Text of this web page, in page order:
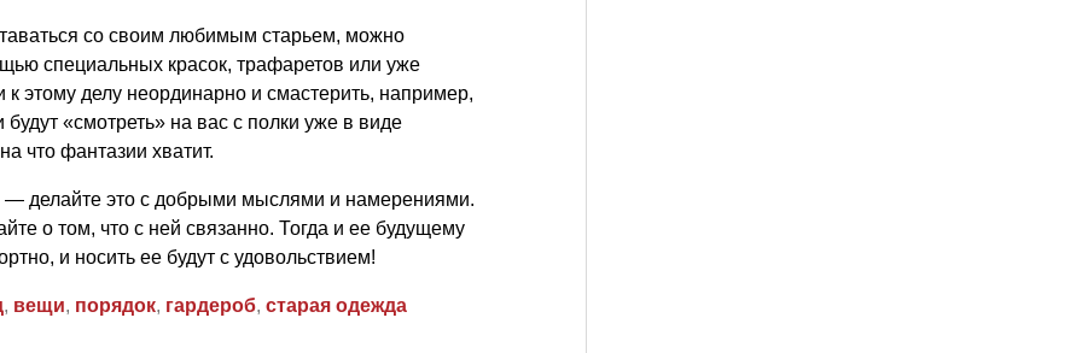
со своим любимым старьем, можно
специальных красок, трафаретов или уже
этому делу неординарно и смастерить, например,
будут «смотреть» на вас с полки уже в виде
что фантазии хватит.
— делайте это с добрыми мыслями и намерениями.
о том, что с ней связанно. Тогда и ее будущему
и носить ее будут с удовольствием!
, вещи, порядок, гардероб, старая одежда